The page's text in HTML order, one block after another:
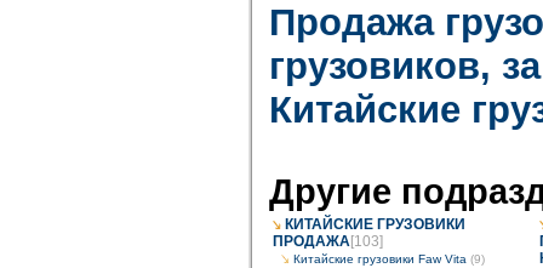
Продажа
грузовиков,
Китайские
Другие
КИТАЙСКИЕ ГРУЗОВИКИ
ПРОДАЖА[103]
Китайские грузовики Faw Vita (9)